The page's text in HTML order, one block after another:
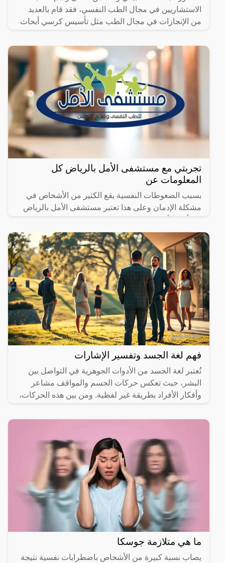
الاستشاريين في مجال الطب النفسي، فقد قام بالعديد
من الإنجازات في مجال الطب مثل تأسيس كرسي أبحاث
تجربتي مع مستشفى الأمل بالرياض كل
المعلومات عن
بسبب الضغوطات النفسية يقع الكثير من الأشخاص في
مشكلة الإدمان وعلى هذا تعتبر مستشفى الأمل بالرياض
المصابين
فهم لغة الجسد وتفسير الإشارات
تُعتبر لغة الجسد من الأدوات الجوهرية في التواصل بين
البشر، حيث تعكس حركات الجسم والمواقف مشاعر
وأفكار الأفراد بطريقة غير لفظية. ومن بين هذه الحركات،
ما هي متلازمة جوسكا
يصاب نسبة كبيرة من الأشخاص باضطرابات نفسية نتيجة